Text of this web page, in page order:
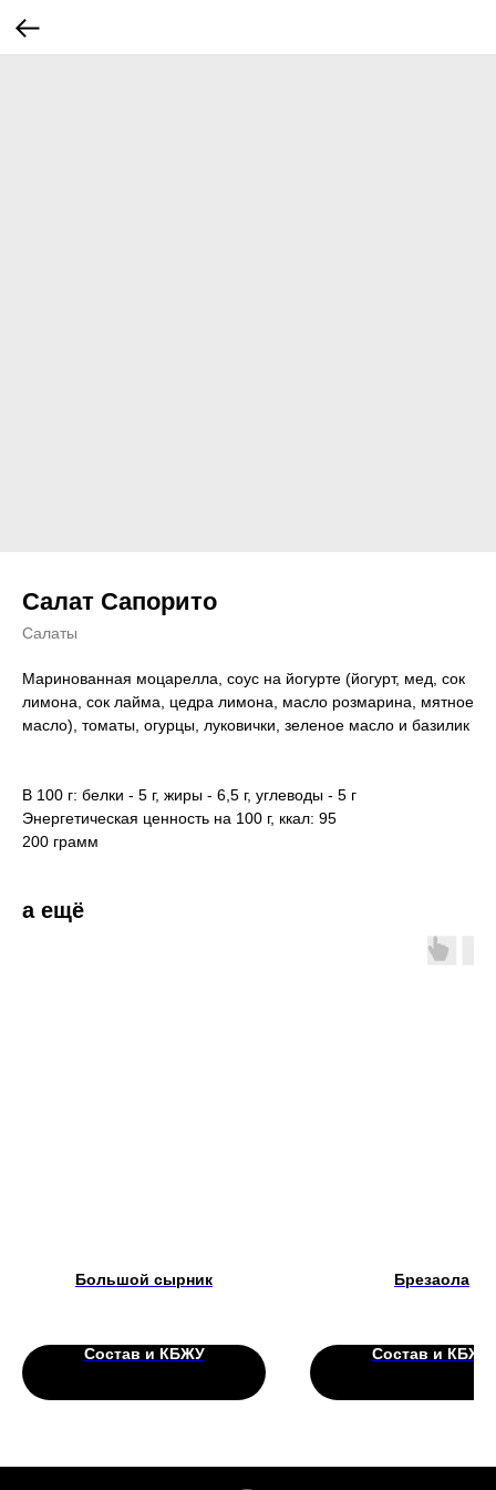
Салат Сапорито
Салаты
Маринованная моцарелла, соус на йогурте (йогурт, мед, сок
лимона, сок лайма, цедра лимона, масло розмарина, мятное
масло), томаты, огурцы, луковички, зеленое масло и базилик
В 100 г: белки - 5 г, жиры - 6,5 г, углеводы - 5 г
Энергетическая ценность на 100 г, ккал: 95
200 грамм
а ещё
Большой сырник
Состав и КБЖУ
Брезаола
Состав и КБЖУ